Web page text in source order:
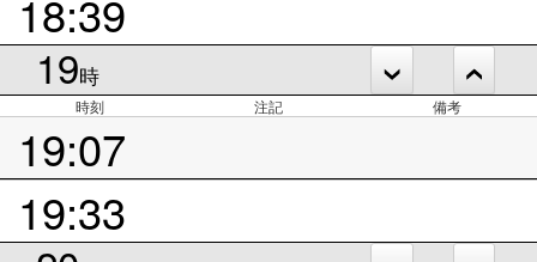
18:39
19時
時刻 注記 備考
19:07
19:33